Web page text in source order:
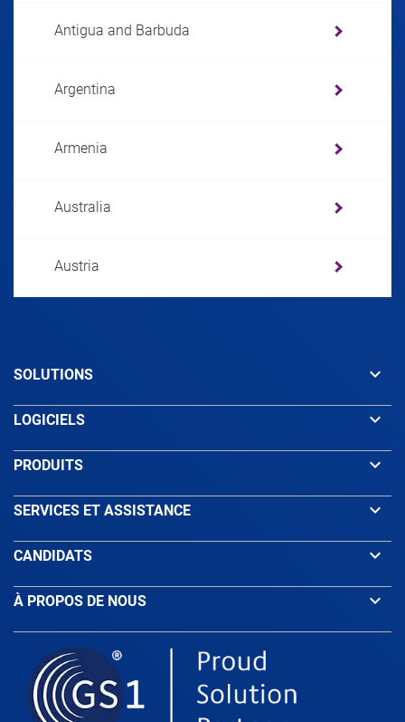
Antigua and Barbuda
Argentina
Armenia
Australia
Austria
Bahamas
Bangladesh
Barbados
Belgium
SOLUTIONS keyboard_arrow_down
LOGICIELS keyboard_arrow_down
PRODUITS keyboard_arrow_down
SERVICES ET ASSISTANCE keyboard_arrow_down
CANDIDATS keyboard_arrow_down
À PROPOS DE NOUS keyboard_arrow_down